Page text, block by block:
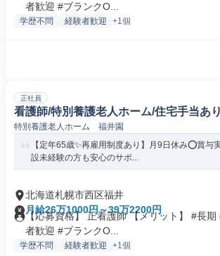
者歓迎 #ブランクO...
学歴不問 経験者歓迎 +1個
正社員
看護師/特別養護老人ホーム/住宅手当あ
特別養護老人ホーム 福井園
【定年65歳✨再雇用制度あり】月9日休み⭕賞与
設未経験の方も安心のサポ...
北海道札幌市西区福井
月給26万1000円～39万2200円
【応募資格】 正看護師 【メリット】 #長
者歓迎 #ブランクO...
学歴不問 経験者歓迎 +1個